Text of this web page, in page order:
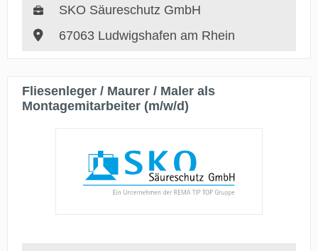
SKO Säureschutz GmbH
67063 Ludwigshafen am Rhein
Fliesenleger / Maurer / Maler als
Montagemitarbeiter (m/w/d)